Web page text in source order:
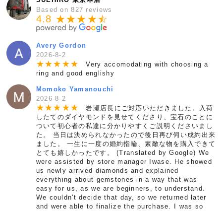
Based on 827 reviews
4.8 ★★★★★
☆
Avery Gordon
2026-8-2
★★★ ★★
Very accomodating with choosing a
ring and good englishy
Momoko Yamanouchi
2026-8-2
★★★ ★★
岩瀬店長にご対応いただきました。入荷
したてのダイヤモンドを見せてくださり、宝石のことに
ついて初心者の私達に分かりやすくご説明くださいまし
た。 当日は決められなかったので後日再び伺い成約出来
ました。 一生に一度の婚約指輪、素敵な物を購入できて
とても嬉しかったです。 (Translated by Google) We
were assisted by store manager Iwase. He showed
us newly arrived diamonds and explained
everything about gemstones in a way that was
easy for us, as we are beginners, to understand.
We couldn't decide that day, so we returned later
and were able to finalize the purchase. I was so